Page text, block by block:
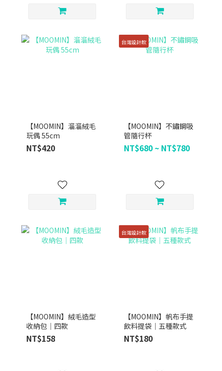
【MOOMIN】溜溜絨毛
玩偶 55cm
NT$420
台灣設計款
【MOOMIN】不鏽鋼吸
管隨行杯
NT$680 ~ NT$780
【MOOMIN】絨毛造型
收納包｜四款
NT$158
台灣設計款
【MOOMIN】帆布手提
飲料提袋｜五種款式
NT$180